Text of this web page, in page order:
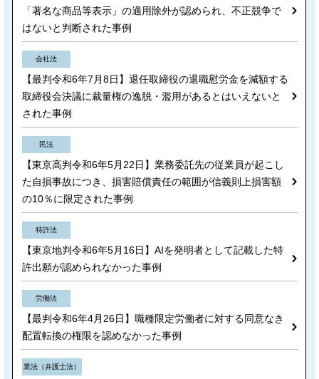
「著名な商品等表示」の適用除外が認められ、不正競争で
はないと判断された事例
会社法
【最判令和6年7月8日】退任取締役の退職慰労金を減額する
取締役会決議に裁量権の逸脱・濫用があるとはいえないと
された事例
民法
【東京高判令和6年5月22日】業務委託先の従業員が起こし
た自損事故につき、損害賠償責任の範囲が信義則上損害額
の10％に限定された事例
特許法
【東京地判令和6年5月16日】AIを発明者として記載した特
許出願が認められなかった事例
労働法
【最判令和6年4月26日】職種限定労働者に対する同意なき
配置転換の権限を認めなかった事例
業法（弁護士法）